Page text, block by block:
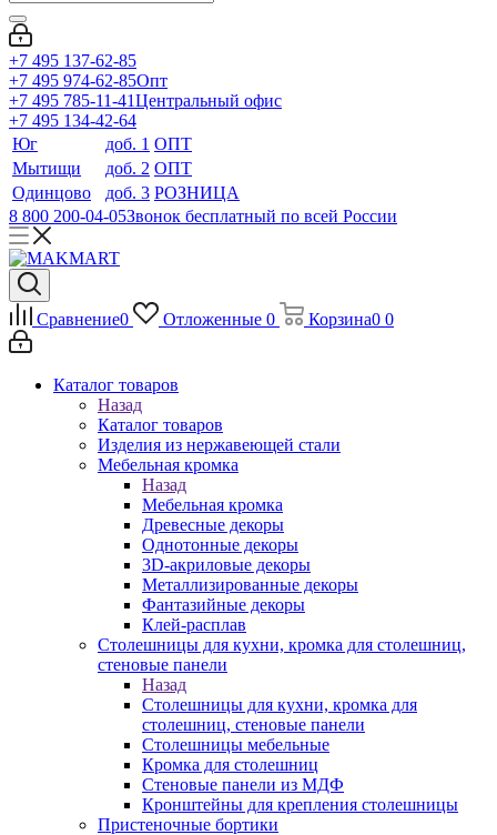
+7 495 137-62-85
+7 495 974-62-85Опт
+7 495 785-11-41Центральный офис
+7 495 134-42-64
Юг
доб. 1 ОПТ
Мытищи
доб. 2 ОПТ
Одинцово
доб. 3 РОЗНИЦА
8 800 200-04-05Звонок бесплатный по всей России
Сравнение0 Отложенные 0 Корзина0 0
Каталог товаров
Назад
Каталог товаров
Изделия из нержавеющей стали
Мебельная кромка
Назад
Мебельная кромка
Древесные декоры
Однотонные декоры
3D-акриловые декоры
Металлизированные декоры
Фантазийные декоры
Клей-расплав
Столешницы для кухни, кромка для столешниц,
стеновые панели
Назад
Столешницы для кухни, кромка для
столешниц, стеновые панели
Столешницы мебельные
Кромка для столешниц
Стеновые панели из МДФ
Кронштейны для крепления столешницы
Пристеночные бортики